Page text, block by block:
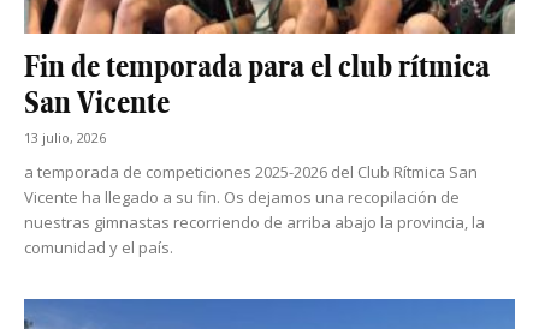
Fin de temporada para el club rítmica
San Vicente
13 julio, 2026
a temporada de competiciones 2025-2026 del Club Rítmica San
Vicente ha llegado a su fin. Os dejamos una recopilación de
nuestras gimnastas recorriendo de arriba abajo la provincia, la
comunidad y el país.